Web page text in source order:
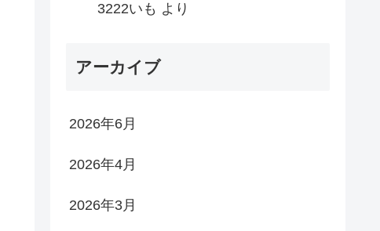
3222いも より
アーカイブ
2026年6月
2026年4月
2026年3月